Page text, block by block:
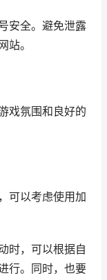
安全。避免泄露
站。
戏氛围和良好的
可以考虑使用加
时，可以根据自
行。同时，也要